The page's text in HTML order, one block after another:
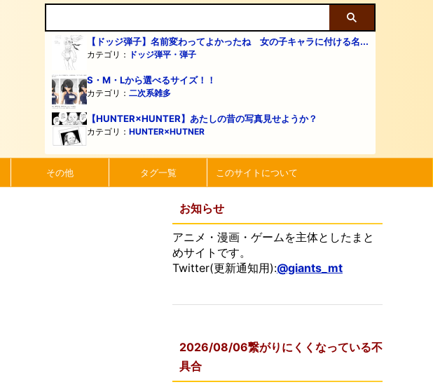
【ドッジ弾子】名前変わってよかったね 女の子キャラに付ける名...
カテゴリ： ドッジ弾平・弾子
S・M・Lから選べるサイズ！！
カテゴリ： 二次系雑多
【HUNTER×HUNTER】あたしの昔の写真見せようか？
カテゴリ： HUNTER×HUTNER
その他 タグ一覧 このサイトについて
お知らせ
アニメ・漫画・ゲームを主体としたまと
めサイトです。
Twitter(更新通知用):@giants_mt
2026/08/06繋がりにくくなっている不
具合